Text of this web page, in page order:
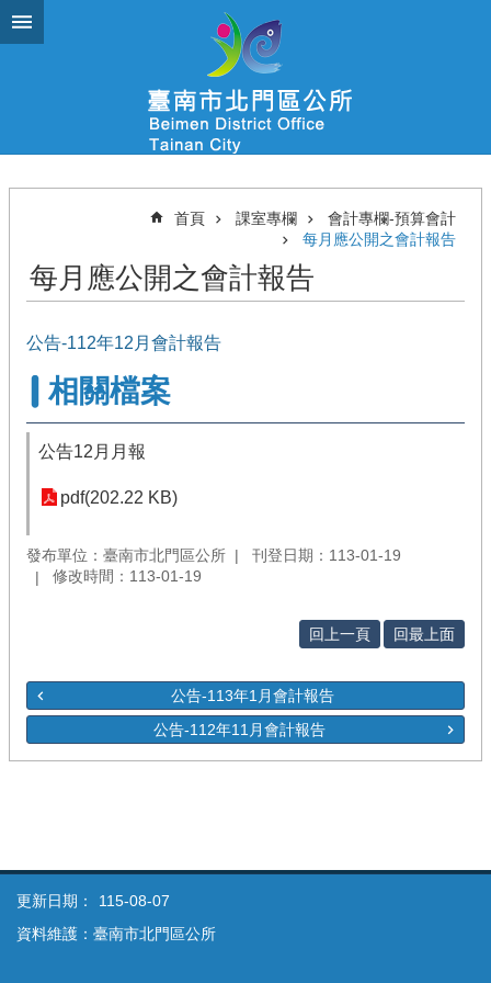
跳到主要內容區塊
首頁 課室專欄
會計專欄-預算會計
每月應公開之會計報告
每月應公開之會計報告
公告-112年12月會計報告
相關檔案
公告12月月報
pdf(202.22 KB)
發布單位：臺南市北門區公所
刊登日期：113-01-19
修改時間：113-01-19
回上一頁 回最上面
公告-113年1月會計報告
公告-112年11月會計報告
更新日期：
115-08-07
資料維護：臺南市北門區公所